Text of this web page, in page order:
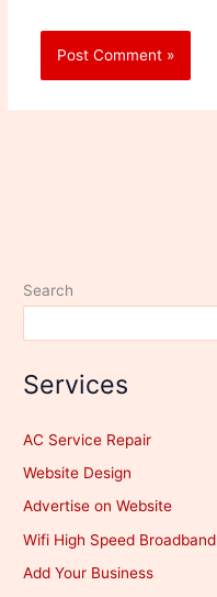
Search
Services
AC Service Repair
Website Design
Advertise on Website
Wifi High Speed Broadband
Add Your Business